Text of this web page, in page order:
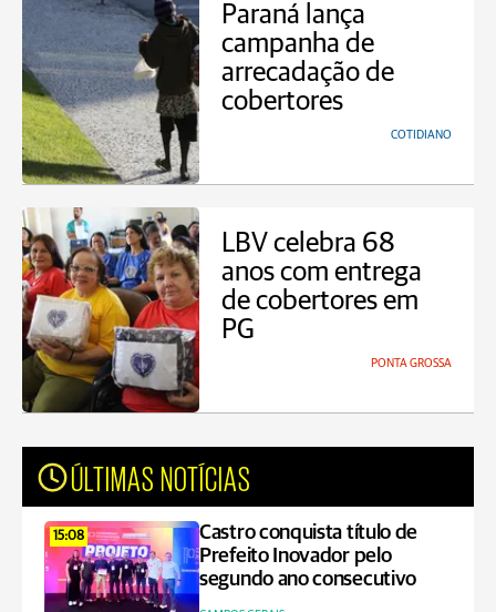
Paraná lança
campanha de
arrecadação de
cobertores
COTIDIANO
LBV celebra 68
anos com entrega
de cobertores em
PG
PONTA GROSSA
ÚLTIMAS NOTÍCIAS
15:08
Castro conquista título de
Prefeito Inovador pelo
segundo ano consecutivo